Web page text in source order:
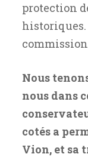
protection
historiques.
Nous
nous dans
cotés a
Vion, et sa